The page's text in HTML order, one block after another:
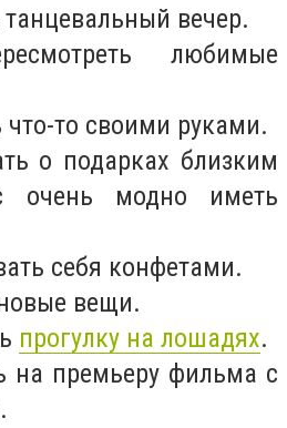
вечер.
любимые
то своими руками.
о подарках близким
очень модно иметь
себя конфетами.
вещи.
прогулку на лошадях.
на премьеру фильма с